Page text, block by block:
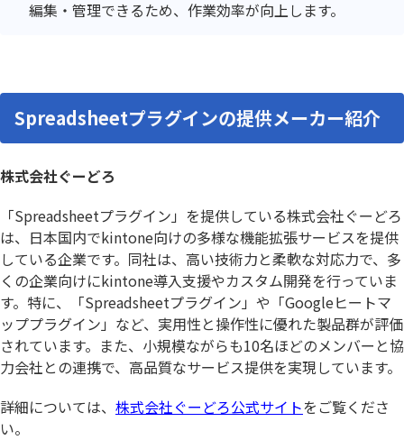
編集・管理できるため、作業効率が向上します。
Spreadsheetプラグインの提供メーカー紹介
株式会社ぐーどろ
「Spreadsheetプラグイン」を提供している株式会社ぐーどろ
は、日本国内でkintone向けの多様な機能拡張サービスを提供
している企業です。同社は、高い技術力と柔軟な対応力で、多
くの企業向けにkintone導入支援やカスタム開発を行っていま
す。特に、「Spreadsheetプラグイン」や「Googleヒートマ
ッププラグイン」など、実用性と操作性に優れた製品群が評価
されています。また、小規模ながらも10名ほどのメンバーと協
力会社との連携で、高品質なサービス提供を実現しています。
詳細については、 株式会社ぐーどろ公式サイトをご覧くださ
い。